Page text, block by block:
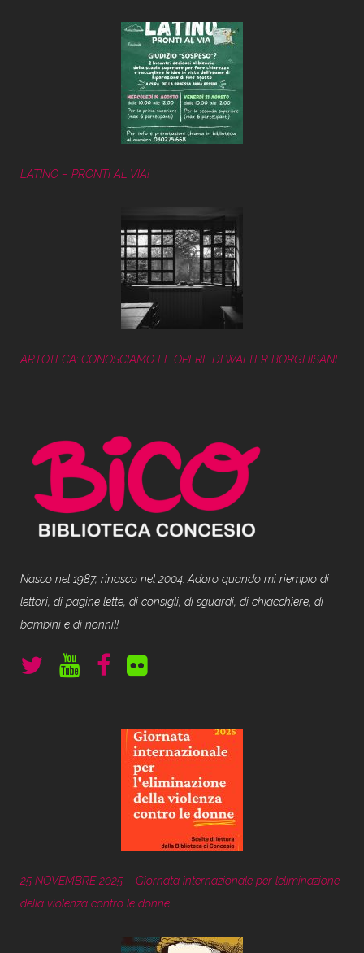
LATINO – PRONTI AL VIA!
ARTOTECA: CONOSCIAMO LE OPERE DI WALTER BORGHISANI
Nasco nel 1987, rinasco nel 2004. Adoro quando mi riempio di
lettori, di pagine lette, di consigli, di sguardi, di chiacchiere, di
bambini e di nonni!!
25 NOVEMBRE 2025 – Giornata internazionale per l’eliminazione
della violenza contro le donne